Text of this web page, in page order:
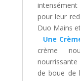
pour leur
Duo Mains
- Une
crème
de boue de